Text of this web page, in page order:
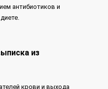
антибиотиков и
из
крови и выхода